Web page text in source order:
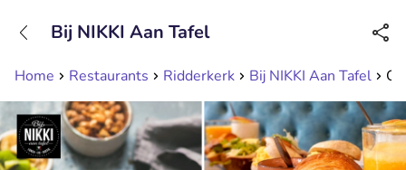
Bereikbaar tot 23:00 uur
Home Restaurants Ridderkerk Bij NIKKI Aan Tafel
Bij NIKKI Aan Tafel